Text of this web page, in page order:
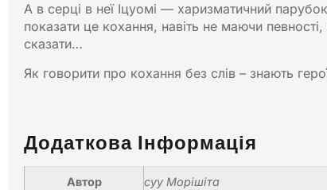
А в серці в неї Іцуомі — харизматичний
показати це кохання, навіть не маючи
сказати…
Як говорити про кохання без слів – знають
Додаткова Інформація
Автор суу Морішіта